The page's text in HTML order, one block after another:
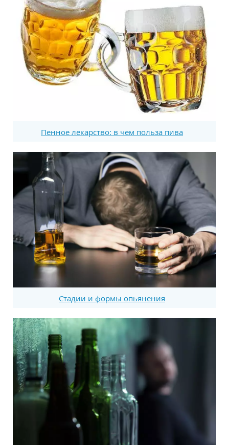
Пенное лекарство: в чем польза пива
Стадии и формы опьянения